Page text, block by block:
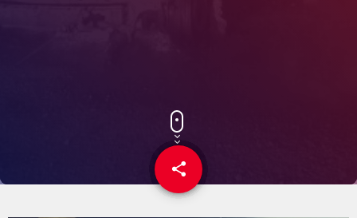
share
email